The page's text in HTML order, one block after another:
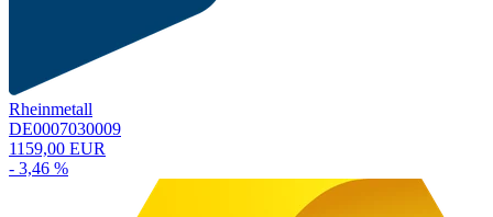
Rheinmetall
DE0007030009
1159,00 EUR
- 3,46 %